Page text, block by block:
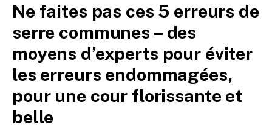
Ne faites pas ces 5 erreurs de
serre communes – des
moyens d’experts pour éviter
les erreurs endommagées,
pour une cour florissante et
belle